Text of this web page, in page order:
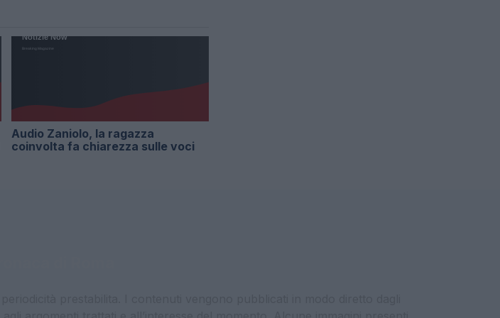
Audio Zaniolo, la ragazza
coinvolta fa chiarezza sulle voci